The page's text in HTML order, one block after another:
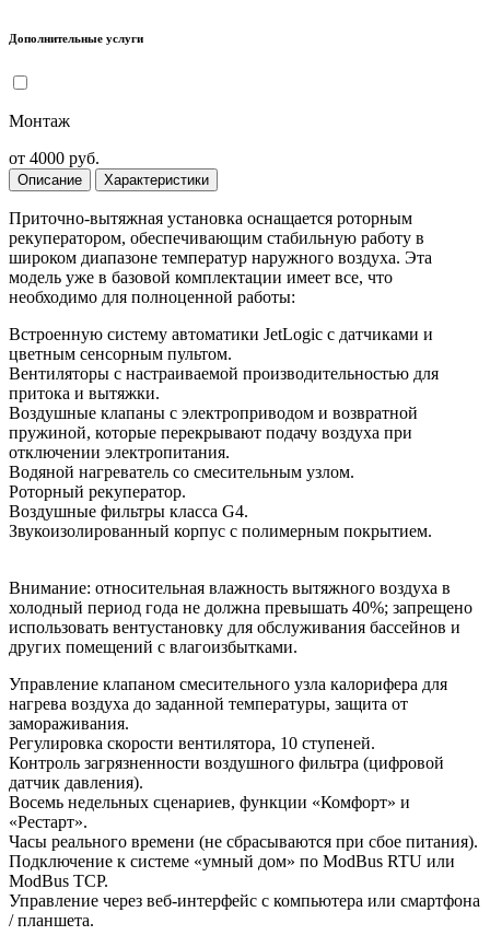
Дополнительные услуги
Монтаж
от 4000 руб.
Описание Характеристики
Приточно-вытяжная установка оснащается роторным
рекуператором, обеспечивающим стабильную работу в
широком диапазоне температур наружного воздуха. Эта
модель уже в базовой комплектации имеет все, что
необходимо для полноценной работы:
Встроенную систему автоматики JetLogic с датчиками и
цветным сенсорным пультом.
Вентиляторы с настраиваемой производительностью для
притока и вытяжки.
Воздушные клапаны с электроприводом и возвратной
пружиной, которые перекрывают подачу воздуха при
отключении электропитания.
Водяной нагреватель со смесительным узлом.
Роторный рекуператор.
Воздушные фильтры класса G4.
Звукоизолированный корпус с полимерным покрытием.
Внимание: относительная влажность вытяжного воздуха в
холодный период года не должна превышать 40%; запрещено
использовать вентустановку для обслуживания бассейнов и
других помещений с влагоизбытками.
Управление клапаном смесительного узла калорифера для
нагрева воздуха до заданной температуры, защита от
замораживания.
Регулировка скорости вентилятора, 10 ступеней.
Контроль загрязненности воздушного фильтра (цифровой
датчик давления).
Восемь недельных сценариев, функции «Комфорт» и
«Рестарт».
Часы реального времени (не сбрасываются при сбое питания).
Подключение к системе «умный дом» по ModBus RTU или
ModBus TCP.
Управление через веб-интерфейс с компьютера или смартфона
/ планшета.